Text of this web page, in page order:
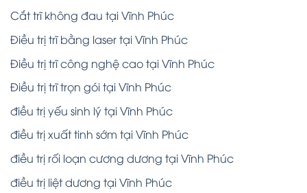
Cắt trĩ không đau tại Vĩnh Phúc
Điều trị trĩ bằng laser tại Vĩnh Phúc
Điều trị trĩ công nghệ cao tại Vĩnh Phúc
Điều trị trĩ trọn gói tại Vĩnh Phúc
điều trị yếu sinh lý tại Vĩnh Phúc
điều trị xuất tinh sớm tại Vĩnh Phúc
điều trị rối loạn cương dương tại Vĩnh Phúc
điều trị liệt dương tại Vĩnh Phúc